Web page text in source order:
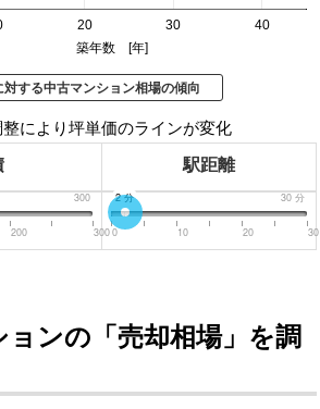
20 30 40
築年数 [年]
対する中古マンション相場の傾向
により坪単価のラインが変化
駅距離
300
200 300
0分 30分
2分
0 10 20 30
ョンの「売却相場」を調